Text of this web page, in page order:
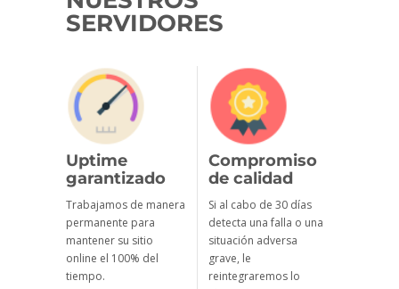
SERVIDORES
Uptime
garantizado
Trabajamos de manera
permanente para
mantener su sitio
online el 100% del
tiempo.
Compromiso
de calidad
Si al cabo de 30 días
detecta una falla o una
situación adversa
grave, le
reintegraremos lo